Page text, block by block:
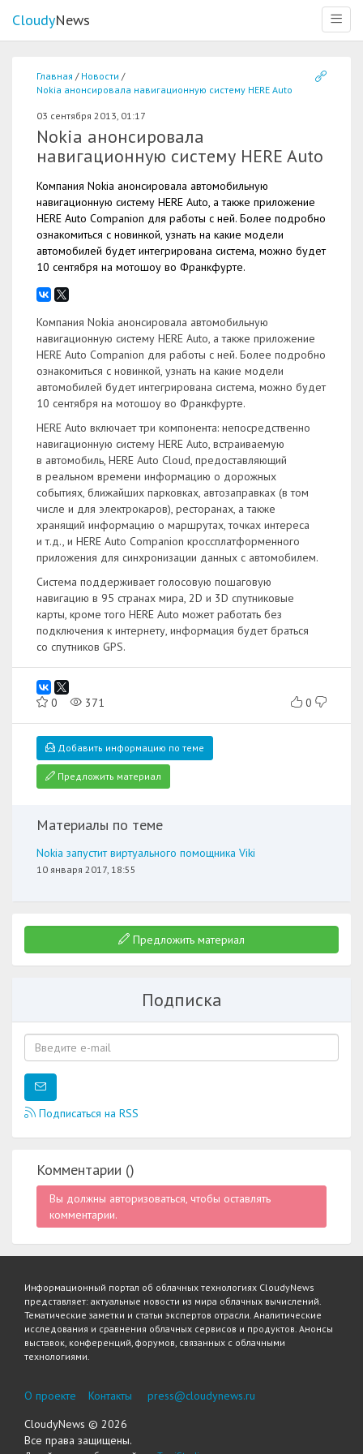
Меню
CloudyNews
Главная
Новости
Nokia анонсировала навигационную систему HERE Auto
03 сентября 2013, 01:17
Nokia анонсировала
навигационную систему HERE Auto
Компания Nokia анонсировала автомобильную
навигационную систему HERE Auto, а также приложение
HERE Auto Companion для работы с ней. Более подробно
ознакомиться с новинкой, узнать на какие модели
автомобилей будет интегрирована система, можно будет
10 сентября на мотошоу во Франкфурте.
Компания Nokia анонсировала автомобильную
навигационную систему HERE Auto, а также приложение
HERE Auto Companion для работы с ней. Более подробно
ознакомиться с новинкой, узнать на какие модели
автомобилей будет интегрирована система, можно будет
10 сентября на мотошоу во Франкфурте.
HERE Auto включает три компонента: непосредственно
навигационную систему HERE Auto, встраиваемую
в автомобиль, HERE Auto Cloud, предоставляющий
в реальном времени информацию о дорожных
событиях, ближайших парковках, автозаправках (в том
числе и для электрокаров), ресторанах, а также
хранящий информацию о маршрутах, точках интереса
и т.д., и HERE Auto Companion кроссплатформенного
приложения для синхронизации данных с автомобилем.
Система поддерживает голосовую пошаговую
навигацию в 95 странах мира, 2D и 3D спутниковые
карты, кроме того HERE Auto может работать без
подключения к интернету, информация будет браться
со спутников GPS.
0 371 0
Добавить информацию по теме
Предложить материал
Материалы по теме
Nokia запустит виртуального помощника Viki
10 января 2017, 18:55
Предложить материал
Подписка
Подписаться на RSS
Комментарии ()
Вы должны авторизоваться, чтобы оставлять
комментарии.
Информационный портал об облачных технологиях CloudyNews
представляет: актуальные новости из мира облачных вычислений.
Тематические заметки и статьи экспертов отрасли. Аналитические
исследования и сравнения облачных сервисов и продуктов. Анонсы
выставок, конференций, форумов, связанных с облачными
технологиями.
О проекте Контакты
press@cloudynews.ru
CloudyNews © 2026
Все права защищены.